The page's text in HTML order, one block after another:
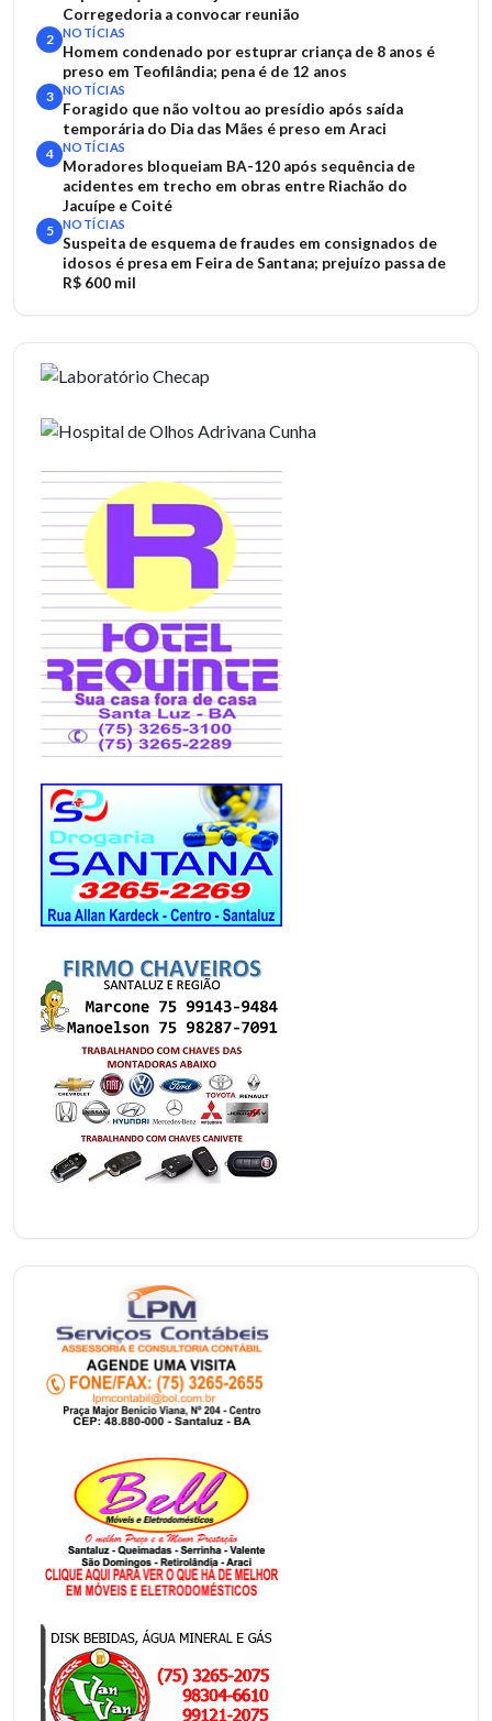
Corregedoria a convocar reunião
2 NOTÍCIAS
Homem condenado por estuprar criança de 8 anos é
preso em Teofilândia; pena é de 12 anos
3 NOTÍCIAS
Foragido que não voltou ao presídio após saída
temporária do Dia das Mães é preso em Araci
4 NOTÍCIAS
Moradores bloqueiam BA-120 após sequência de
acidentes em trecho em obras entre Riachão do
Jacuípe e Coité
5 NOTÍCIAS
Suspeita de esquema de fraudes em consignados de
idosos é presa em Feira de Santana; prejuízo passa de
R$ 600 mil